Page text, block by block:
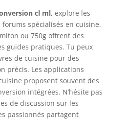
cl ml, explore les
spécialisés en cuisine.
ou 750g offrent des
guides pratiques. Tu peux
de cuisine pour des
précis. Les applications
proposent souvent des
intégrées. N’hésite pas
de discussion sur les
passionnés partagent